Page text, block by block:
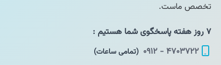
تخصص ماست.
۷ روز هفته پاسخگوی شما هستیم :
۴۷۰۳۷۲۲ - ۰۹۱۲
(تمامی ساعات)